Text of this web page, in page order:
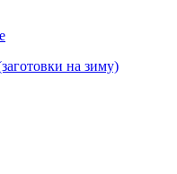
на зиму)